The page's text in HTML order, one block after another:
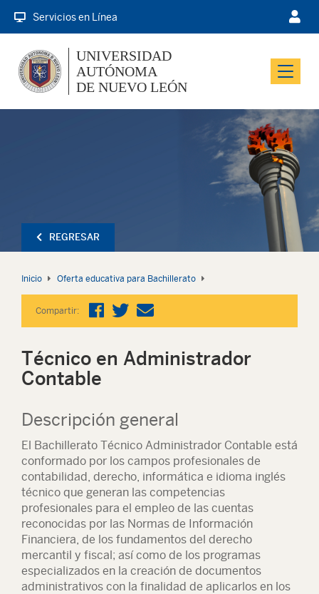
Servicios en Línea
Menu
UNIVERSIDAD
AUTÓNOMA
DE NUEVO LEÓN
REGRESAR
Inicio Oferta educativa para Bachillerato
Compartir:
Técnico en Administrador
Contable
Descripción general
El Bachillerato Técnico Administrador Contable está
conformado por los campos profesionales de
contabilidad, derecho, informática e idioma inglés
técnico que generan las competencias
profesionales para el empleo de las cuentas
reconocidas por las Normas de Información
Financiera, de los fundamentos del derecho
mercantil y fiscal; así como de los programas
especializados en la creación de documentos
administrativos con la finalidad de aplicarlos en los